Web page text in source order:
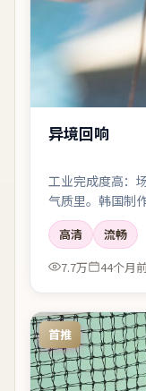
异境回响
工业完成度高：
气质里。韩国制
高清
流畅
7.7万
44个月
首推